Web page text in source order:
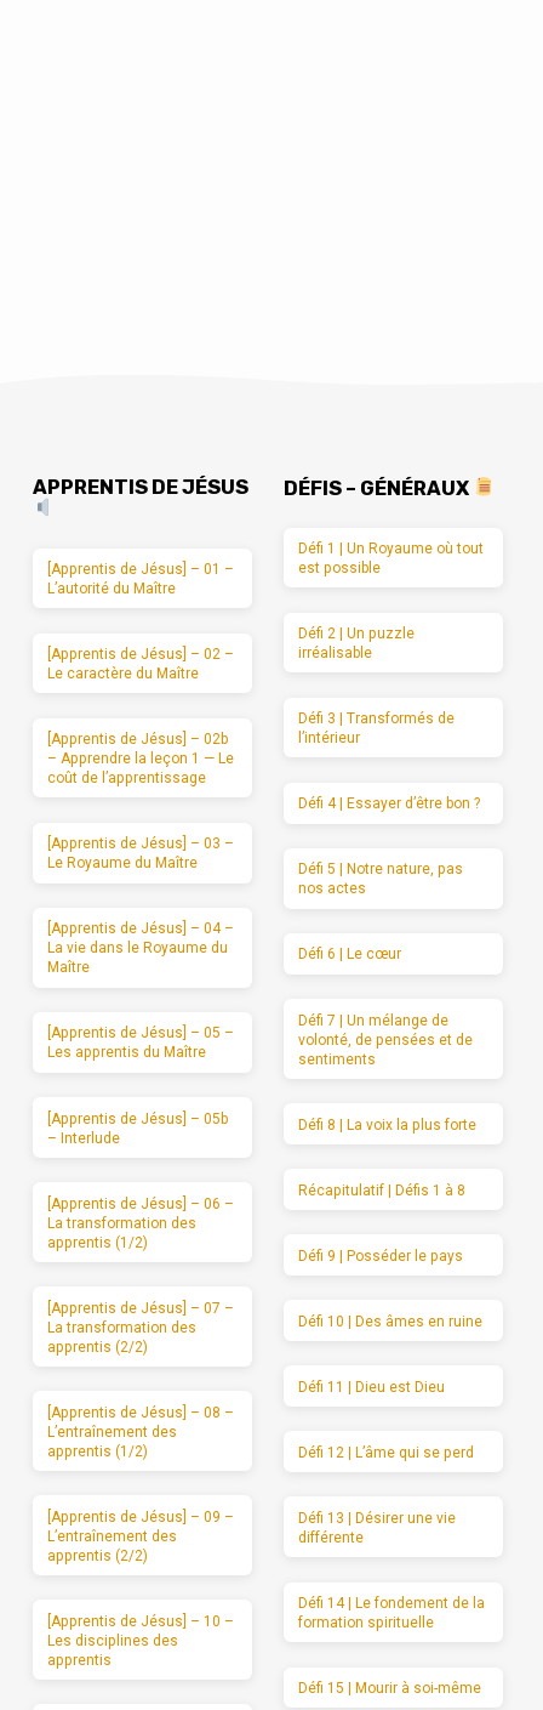
APPRENTIS DE JÉSUS
[Apprentis de Jésus] – 01 –
L’autorité du Maître
[Apprentis de Jésus] – 02 –
Le caractère du Maître
[Apprentis de Jésus] – 02b
– Apprendre la leçon 1 — Le
coût de l’apprentissage
[Apprentis de Jésus] – 03 –
Le Royaume du Maître
[Apprentis de Jésus] – 04 –
La vie dans le Royaume du
Maître
[Apprentis de Jésus] – 05 –
Les apprentis du Maître
[Apprentis de Jésus] – 05b
– Interlude
[Apprentis de Jésus] – 06 –
La transformation des
apprentis (1/2)
[Apprentis de Jésus] – 07 –
La transformation des
apprentis (2/2)
[Apprentis de Jésus] – 08 –
L’entraînement des
apprentis (1/2)
[Apprentis de Jésus] – 09 –
L’entraînement des
apprentis (2/2)
[Apprentis de Jésus] – 10 –
Les disciplines des
apprentis
DÉFIS – GÉNÉRAUX
Défi 1 | Un Royaume où tout
est possible
Défi 2 | Un puzzle
irréalisable
Défi 3 | Transformés de
l’intérieur
Défi 4 | Essayer d’être bon ?
Défi 5 | Notre nature, pas
nos actes
Défi 6 | Le cœur
Défi 7 | Un mélange de
volonté, de pensées et de
sentiments
Défi 8 | La voix la plus forte
Récapitulatif | Défis 1 à 8
Défi 9 | Posséder le pays
Défi 10 | Des âmes en ruine
Défi 11 | Dieu est Dieu
Défi 12 | L’âme qui se perd
Défi 13 | Désirer une vie
différente
Défi 14 | Le fondement de la
formation spirituelle
Défi 15 | Mourir à soi-même